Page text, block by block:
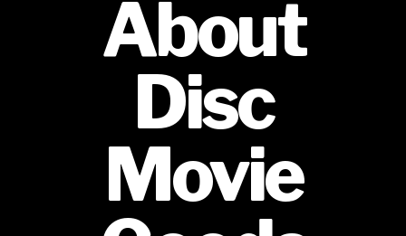
About
Disc
Movie